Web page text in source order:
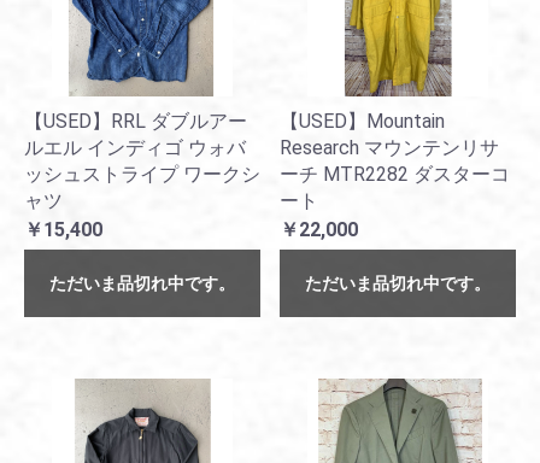
【USED】RRL ダブルアー
ルエル インディゴ ウォバ
ッシュストライプ ワークシ
ャツ
￥15,400
ただいま品切れ中です。
【USED】Mountain
Research マウンテンリサ
ーチ MTR2282 ダスターコ
ート
￥22,000
ただいま品切れ中です。